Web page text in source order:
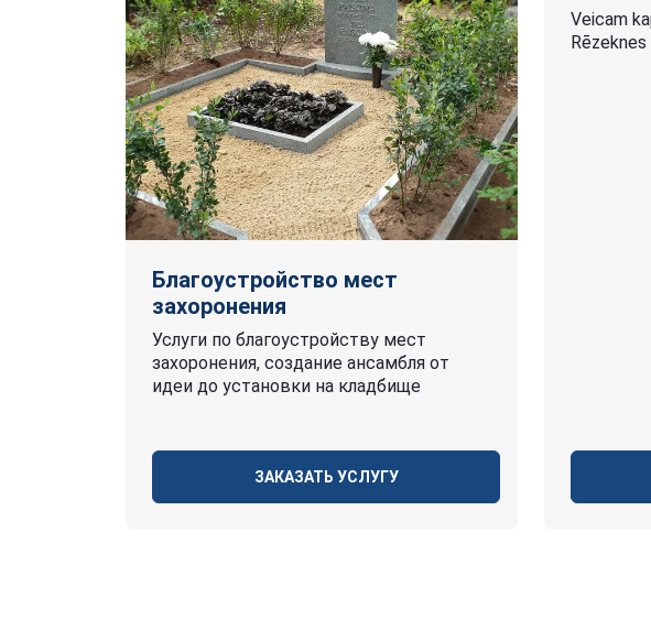
Благоустройство мест
захоронения
Услуги по благоустройству мест
захоронения, создание ансамбля от
идеи до установки на кладбище
ЗАКАЗАТЬ УСЛУГУ
Veicam